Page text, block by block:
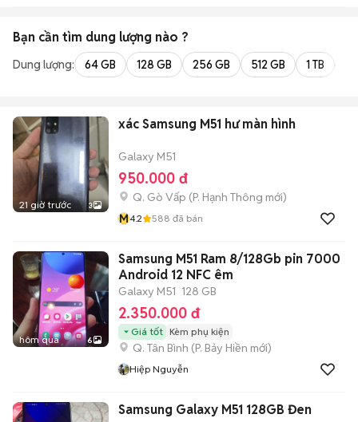
Bạn cần tìm dung lượng nào ?
Dung lượng: 64 GB 128 GB 256 GB 512 GB 1 TB
21 giờ trước 3
xác Samsung M51 hư màn hình
Galaxy M51
950.000 đ
Q. Gò Vấp (P. Hạnh Thông mới)
M4.2 588 đã bán
hôm qua 6
Samsung M51 Ram 8/128Gb pin 7000
Android 12 NFC êm
Galaxy M51 128 GB
2.350.000 đ
Giá tốt Kèm phụ kiện
Q. Tân Bình (P. Bảy Hiền mới)
Hiệp Nguyễn
Samsung Galaxy M51 128GB Đen